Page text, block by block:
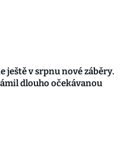
ještě v srpnu nové záběry.
dlouho očekávanou